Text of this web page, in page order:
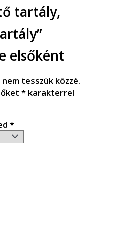
tartály,
elsőként
tesszük közzé.
*karakterrel
*